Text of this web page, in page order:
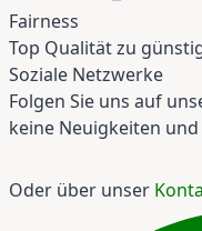
Fairness
Top Qualität zu
Soziale Netzwerke
Folgen Sie uns auf
keine Neuigkeiten
Oder über unser